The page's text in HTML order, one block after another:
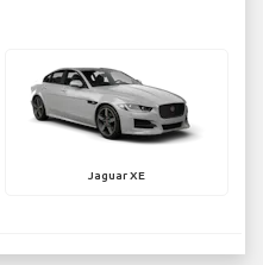
Jaguar XE